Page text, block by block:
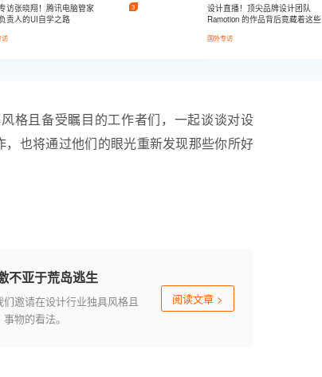
访张晓翔！腾讯电脑管家
责人的UI自学之路
访
3
设计直播！顶尖品牌设计团队
Ramotion 的作品背后竟藏着这些
国外专访
格且备受瞩目的工作者们，一起谈谈对设
也将通过他们的眼光重新发现那些你所好
不亚于荒岛逃生
邀请在设计行业独具风格且
物的看法。
阅读文章 >